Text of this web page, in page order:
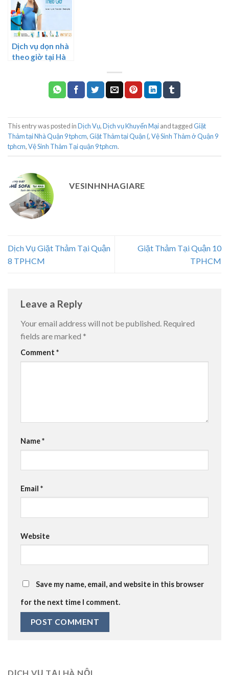
Dịch vụ dọn nhà
theo giờ tại Hà
This entry was posted inDịch Vụ,Dịch vụ Khuyến Mạiand taggedGiặt
Thảm tại Nhà Quận 9 tphcm,Giặt Thảm tại Quận (,Vệ Sinh Thảm ở Quận 9
tphcm,Vệ Sinh Thảm Tại quận 9 tphcm.
VESINHNHAGIARE
Dịch Vụ Giặt Thảm Tại Quận
8 TPHCM
Giặt Thảm Tại Quận 10
TPHCM
Leave a Reply
Your email address will not be published. Required
fields are marked *
Comment *
Name*
Email *
Website
Save my name, email, and website in this browser
for the next time I comment.
DỊCH VỤ TẠI HÀ NỘI